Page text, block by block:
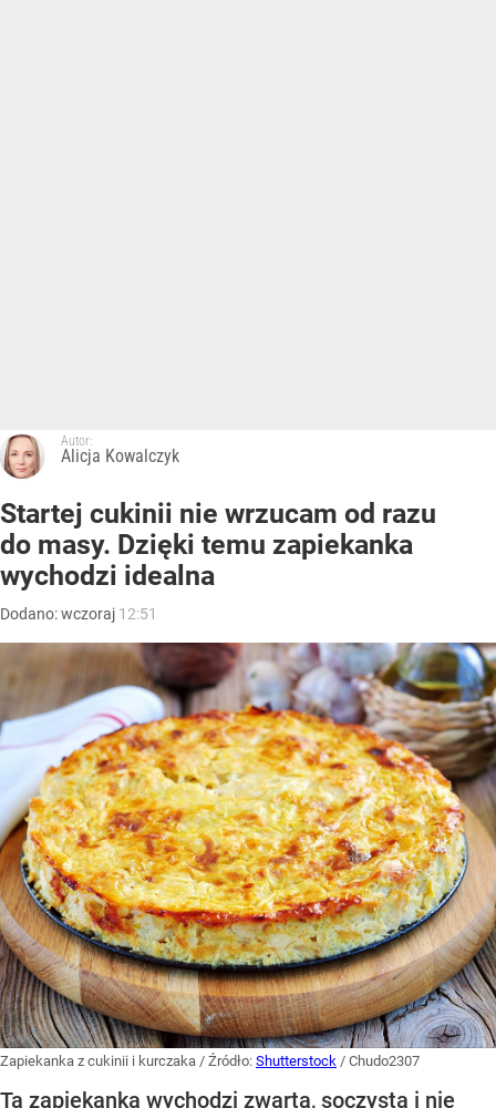
Autor:
Alicja Kowalczyk
Startej cukinii nie wrzucam od razu
do masy. Dzięki temu zapiekanka
wychodzi idealna
Dodano:wczoraj 12:51
Zapiekanka z cukinii i kurczaka / Źródło: Shutterstock / Chudo2307
Ta zapiekanka wychodzi zwarta, soczysta i nie